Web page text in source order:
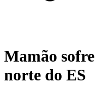
Mamão
norte do ES